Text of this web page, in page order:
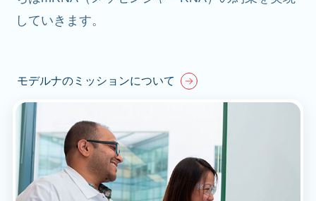
していきます。
モデルナのミッションについて